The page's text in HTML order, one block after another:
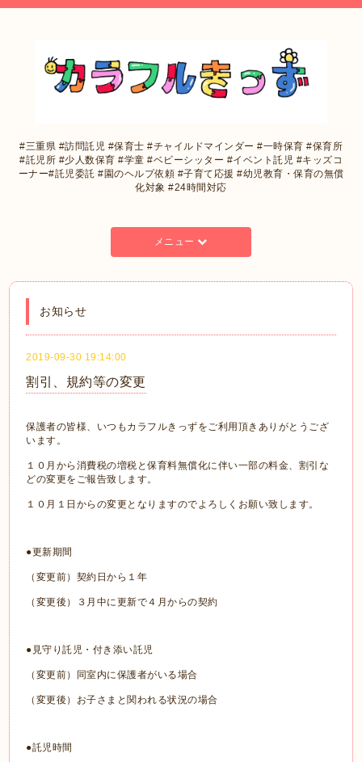
#三重県 #訪問託児 #保育士 #チャイルドマインダー #一時保育 #保育所
#託児所 #少人数保育 #学童 #ベビーシッター #イベント託児 #キッズコ
ーナー#託児委託 #園のヘルプ依頼 #子育て応援 #幼児教育・保育の無償
化対象 #24時間対応
メニュー
お知らせ
2019-09-30 19:14:00
割引、規約等の変更
保護者の皆様、いつもカラフルきっずをご利用頂きありがとうござ
います。
１０月から消費税の増税と保育料無償化に伴い一部の料金、割引な
どの変更をご報告致します。
１０月１日からの変更となりますのでよろしくお願い致します。
●更新期間
（変更前）契約日から１年
（変更後）３月中に更新で４月からの契約
●見守り託児・付き添い託児
（変更前）同室内に保護者がいる場合
（変更後）お子さまと関われる状況の場合
●託児時間